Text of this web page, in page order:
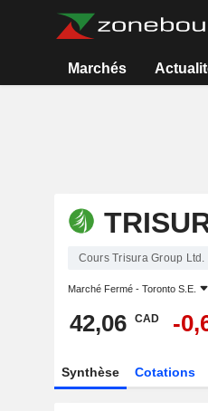
Marchés
Cours Trisura Group Ltd.
Marché Fermé - Toronto S.E.
42,06 CAD -
Synthèse Cotations